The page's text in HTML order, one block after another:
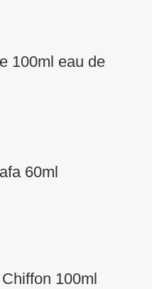
100ml eau de
60ml
100ml